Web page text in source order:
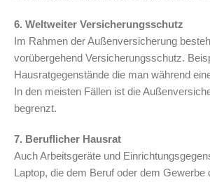
6. Weltweiter Versicherungsschutz
Im Rahmen der Außenversicherung
vorübergehend Versicherungsschutz.
Hausratgegenstände die man während
In den meisten Fällen ist die
begrenzt.
7. Beruflicher Hausrat
Auch Arbeitsgeräte und
Laptop, die dem Beruf oder dem Gewerbe